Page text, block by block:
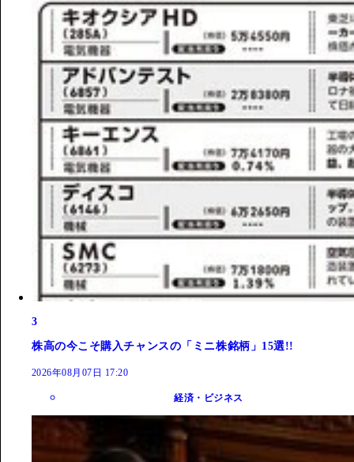
3
株高の今こそ購入チャンスの「ミニ株銘柄」15選!!
2026年08月07日 17:20
経済・ビジネス